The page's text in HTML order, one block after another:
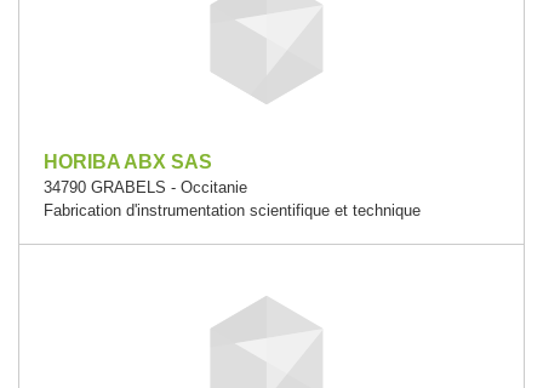
HORIBA ABX SAS
34790 GRABELS - Occitanie
Fabrication d'instrumentation scientifique et technique